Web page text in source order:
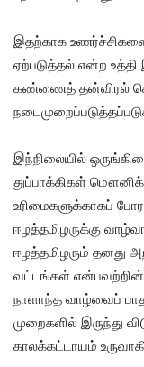
இதற்காக
ஏற்படுத்தல் என்ற
கண்ணைத் தன்விரல்
இந்நிலையில்
துப்பாக்கிகள்
உரிமைகளுக்காகப்
ஈழத்தமிழருக்கு
ஈழத்தமிழரும் தனது
வட்டங்கள் என்பவற்றின்
நாளாந்த வாழ்வைப்
முறைகளில் இருந்து
காலக்கட்டாயம்